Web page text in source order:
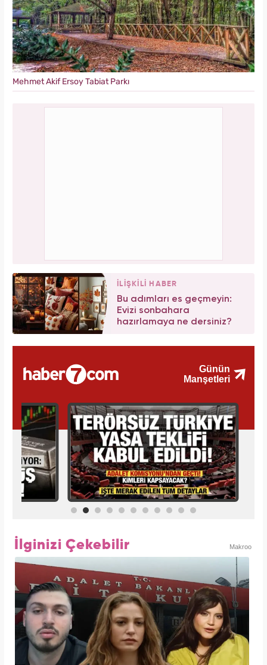
Mehmet Akif Ersoy Tabiat Parkı
İLİŞKİLİ HABER
Bu adımları es geçmeyin:
Evizi sonbahara
hazırlamaya ne dersiniz?
İlginizi Çekebilir Makroo